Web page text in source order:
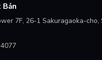
7F, 26-1 Sakuragaoka-cho,